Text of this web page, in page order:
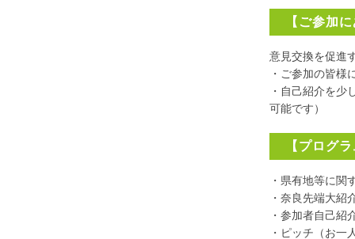
【ご参加
意見交換を促進
・ご参加の皆様
・自己紹介を少
可能です）
【プログ
・県有地等に関
・奈良先端大紹
・参加者自己紹
・ピッチ（お